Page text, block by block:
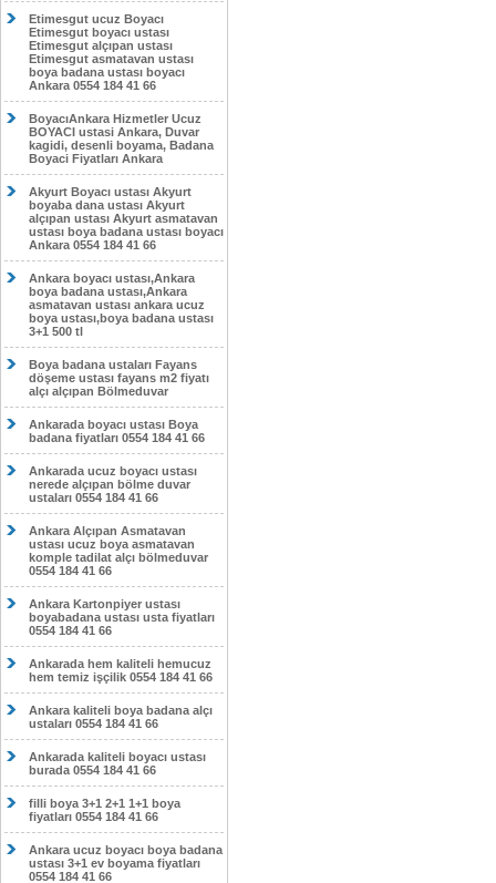
Etimesgut ucuz Boyacı
Etimesgut boyacı ustası
Etimesgut alçıpan ustası
Etimesgut asmatavan ustası
boya badana ustası boyacı
Ankara 0554 184 41 66
BoyacıAnkara Hizmetler Ucuz
BOYACI ustasi Ankara, Duvar
kagidi, desenli boyama, Badana
Boyaci Fiyatları Ankara
Akyurt Boyacı ustası Akyurt
boyaba dana ustası Akyurt
alçıpan ustası Akyurt asmatavan
ustası boya badana ustası boyacı
Ankara 0554 184 41 66
Ankara boyacı ustası,Ankara
boya badana ustası,Ankara
asmatavan ustası ankara ucuz
boya ustası,boya badana ustası
3+1 500 tl
Boya badana ustaları Fayans
döşeme ustası fayans m2 fiyatı
alçı alçıpan Bölmeduvar
Ankarada boyacı ustası Boya
badana fiyatları 0554 184 41 66
Ankarada ucuz boyacı ustası
nerede alçıpan bölme duvar
ustaları 0554 184 41 66
Ankara Alçıpan Asmatavan
ustası ucuz boya asmatavan
komple tadilat alçı bölmeduvar
0554 184 41 66
Ankara Kartonpiyer ustası
boyabadana ustası usta fiyatları
0554 184 41 66
Ankarada hem kaliteli hemucuz
hem temiz işçilik 0554 184 41 66
Ankara kaliteli boya badana alçı
ustaları 0554 184 41 66
Ankarada kaliteli boyacı ustası
burada 0554 184 41 66
filli boya 3+1 2+1 1+1 boya
fiyatları 0554 184 41 66
Ankara ucuz boyacı boya badana
ustası 3+1 ev boyama fiyatları
0554 184 41 66